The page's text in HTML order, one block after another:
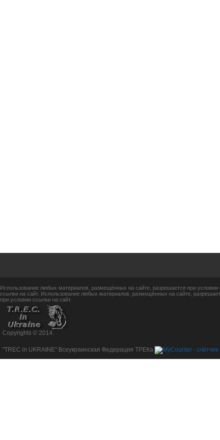
Использование любых материалов, размещённых на сайте, разрешается при
ссылки на сайт. Использование любых материалов, размещённых на сайте,
при условии ссылки на сайт.
Copyrights © 2014.
"TREC in UKRAINE" Всеукраинская Федерация ТРЕКа